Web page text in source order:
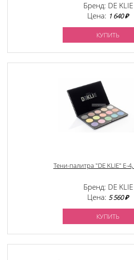
Бренд: DE KLIE
Цена: 1 640 ₽
КУПИТЬ
Тени-палитра "DE KLIE" Е-4,
Бренд: DE KLIE
Цена: 5 560 ₽
КУПИТЬ